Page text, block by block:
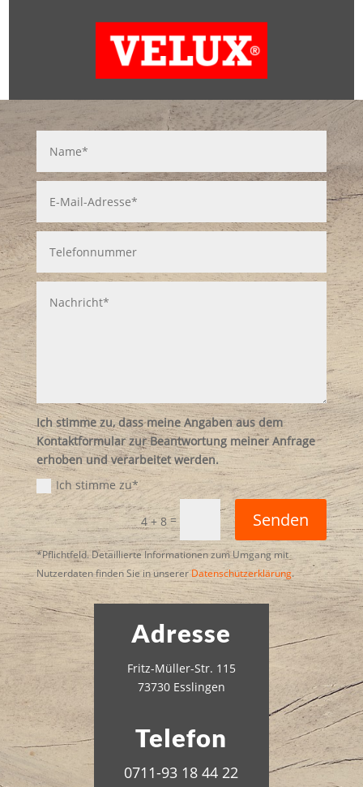
Ich stimme zu, dass meine Angaben aus dem
Kontaktformular zur Beantwortung meiner Anfrage
erhoben und verarbeitet werden.
Ich stimme zu*
4 + 8 = Senden
*Pflichtfeld. Detaillierte Informationen zum Umgang mit
Nutzerdaten finden Sie in unsererDatenschutzerklärung.
Adresse
Fritz-Müller-Str. 115
73730 Esslingen
Telefon
0711-93 18 44 22